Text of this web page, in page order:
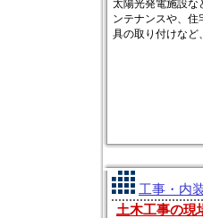
太陽光発電施設な
ンテナンスや、住
具の取り付けなど
工事・内
土木工事の現